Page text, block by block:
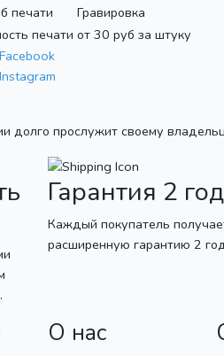
печати
Гравировка
печати от 30 руб за штуку
Facebook
Instagram
долго прослужит своему
Гарантия 2
Каждый покупатель
расширенную гарантию 2
О нас